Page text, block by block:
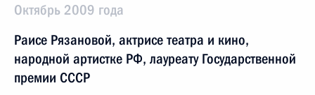
Октябрь 2009 года
Раисе Рязановой, актрисе театра и кино,
народной артистке РФ, лауреату Государственной
премии СССР